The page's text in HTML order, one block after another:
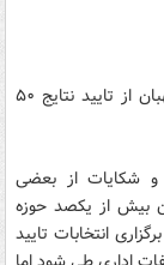
سخنگوی هیات مرکزی نظارت بر انتخابات شورای نگهبان از تایید نتایج ۵۰
و شکایات از بعضی
بیش از یکصد حوزه
انتخابات تایید